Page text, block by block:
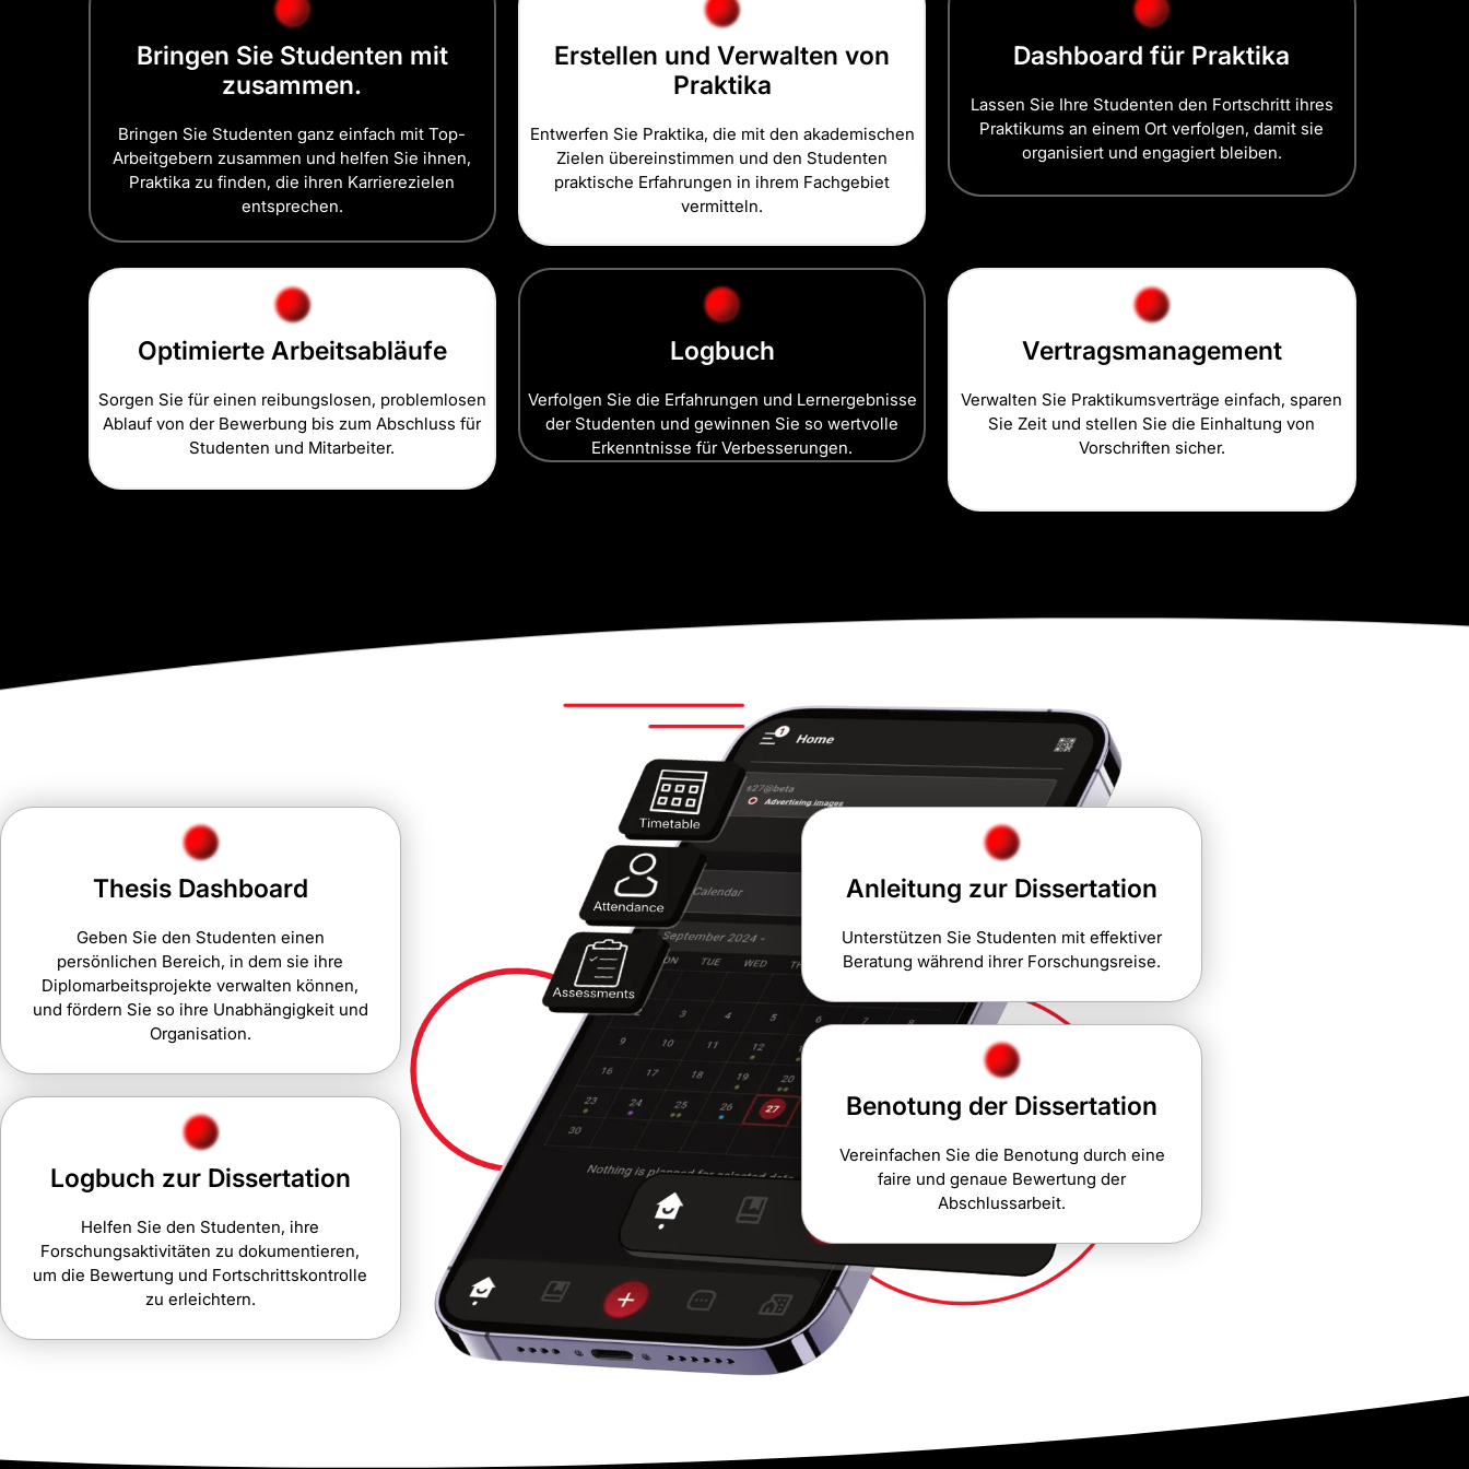
Bringen Sie Studenten mit
zusammen.
Bringen Sie Studenten ganz einfach mit Top-
Arbeitgebern zusammen und helfen Sie ihnen,
Praktika zu finden, die ihren Karrierezielen
entsprechen.
Erstellen und Verwalten von
Praktika
Entwerfen Sie Praktika, die mit den akademischen
Zielen übereinstimmen und den Studenten
praktische Erfahrungen in ihrem Fachgebiet
vermitteln.
Dashboard für Praktika
Lassen Sie Ihre Studenten den Fortschritt ihres
Praktikums an einem Ort verfolgen, damit sie
organisiert und engagiert bleiben.
Optimierte Arbeitsabläufe
Sorgen Sie für einen reibungslosen, problemlosen
Ablauf von der Bewerbung bis zum Abschluss für
Studenten und Mitarbeiter.
Logbuch
Verfolgen Sie die Erfahrungen und Lernergebnisse
der Studenten und gewinnen Sie so wertvolle
Erkenntnisse für Verbesserungen.
Vertragsmanagement
Verwalten Sie Praktikumsverträge einfach, sparen
Sie Zeit und stellen Sie die Einhaltung von
Vorschriften sicher.
Thesis Dashboard
Geben Sie den Studenten einen
persönlichen Bereich, in dem sie ihre
Diplomarbeitsprojekte verwalten können,
und fördern Sie so ihre Unabhängigkeit und
Organisation.
Logbuch zur Dissertation
Helfen Sie den Studenten, ihre
Forschungsaktivitäten zu dokumentieren,
um die Bewertung und Fortschrittskontrolle
zu erleichtern.
Anleitung zur Dissertation
Unterstützen Sie Studenten mit effektiver
Beratung während ihrer Forschungsreise.
Benotung der Dissertation
Vereinfachen Sie die Benotung durch eine
faire und genaue Bewertung der
Abschlussarbeit.